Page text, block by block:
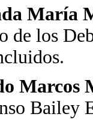
María
de los
Marcos
Bailey